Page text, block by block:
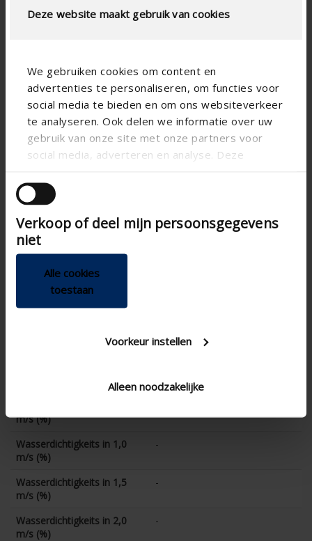
Deze website maakt gebruik van cookies
We gebruiken cookies om content en
advertenties te personaliseren, om functies voor
social media te bieden en om ons websiteverkeer
te analyseren. Ook delen we informatie over uw
gebruik van onze site met onze partners voor
social media, adverteren en analyse. Deze
andere informatie die u aan ze heeft verstrekt of
die ze hebben verzameld op basis van uw gebruik
van hun services.
Verkoop of deel mijn persoonsgegevens
niet
Alle cookies
toestaan
Voorkeur instellen
Alleen noodzakelijke
LUFTSTROMBERECHNUNG
Technische spezifikationen
Lamellenabstand (mm)
66
technical.ip_klasse
technical.lameldiepte_mm
55
Gesamt Gittertiefe (mm)
K-Faktor (Zufuhr)
CE-Koeffizient
-
m/s (%)
Wasserdichtigkeits in 1,0
m/s (%)
-
Wasserdichtigkeits in 1,5
m/s (%)
-
Wasserdichtigkeits in 2,0
m/s (%)
-